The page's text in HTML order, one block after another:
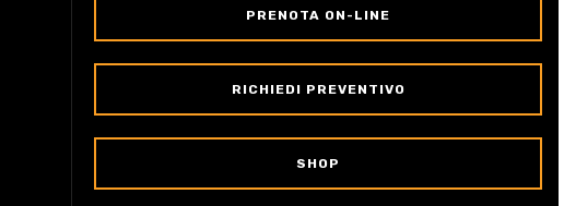
PRENOTA ON-LINE
RICHIEDI PREVENTIVO
SHOP